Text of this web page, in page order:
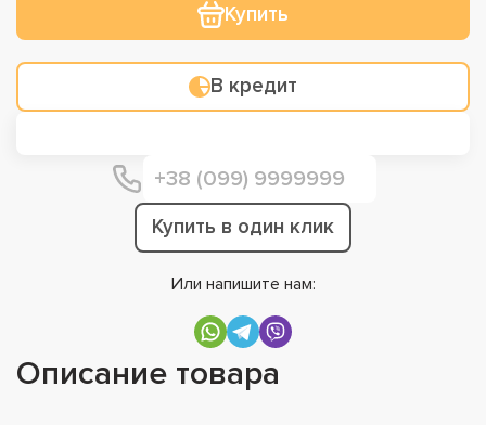
Купить
В кредит
Купить в один клик
Или напишите нам:
Описание товара